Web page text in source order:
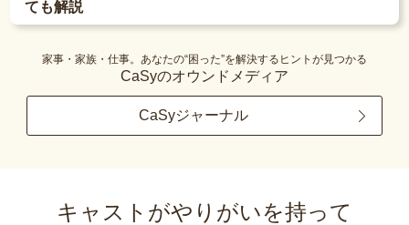
ても解説
家事・家族・仕事。あなたの“困った”を解決するヒントが見つかる
CaSyのオウンドメディア
CaSyジャーナル
キャストがやりがいを持って